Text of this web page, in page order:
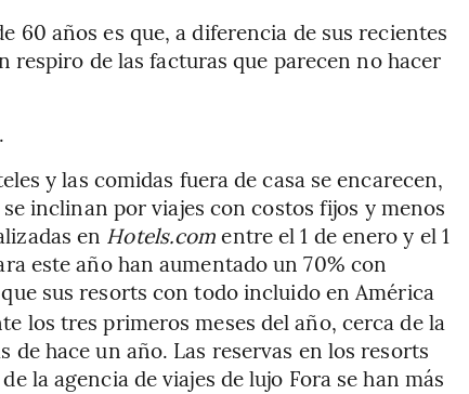
60 años es que, a diferencia de sus recientes
respiro de las facturas que parecen no hacer
y las comidas fuera de casa se encarecen,
inclinan por viajes con costos fijos y menos
en Hotels.comentre el 1 de enero y el 1
este año han aumentado un 70% con
sus resorts con todo incluido en América
los tres primeros meses del año, cerca de la
hace un año. Las reservas en los resorts
la agencia de viajes de lujo Fora se han más